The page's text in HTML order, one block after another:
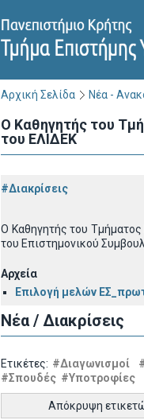
Αρχική Σελίδα Νέα -
Ο Καθηγητής του
του ΕΛΙΔΕΚ
#Διακρίσεις
Ο Καθηγητής του Τμήματος
του Επιστημονικού
Αρχεία
Επιλογή μελών
Νέα / Διακρίσεις
Ετικέτες: #Διαγωνισμοί
#Σπουδές #Υποτροφίες
Απόκρυψη